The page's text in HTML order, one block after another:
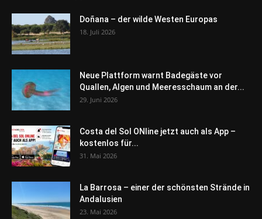
Doñana – der wilde Westen Europas
18. Juli 2026
Neue Plattform warnt Badegäste vor
Quallen, Algen und Meeresschaum an der...
29. Juni 2026
Costa del Sol ONline jetzt auch als App –
kostenlos für...
31. Mai 2026
La Barrosa – einer der schönsten Strände in
Andalusien
23. Mai 2026